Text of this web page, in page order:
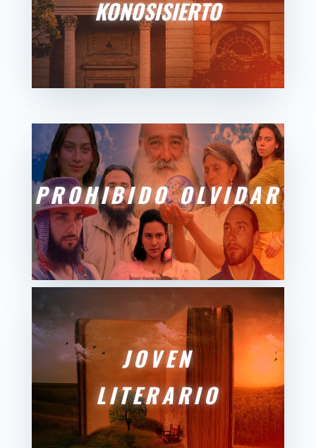
KONOSISIERTO
PROHIBIDO OLVIDAR
JOVEN
LITERARIO